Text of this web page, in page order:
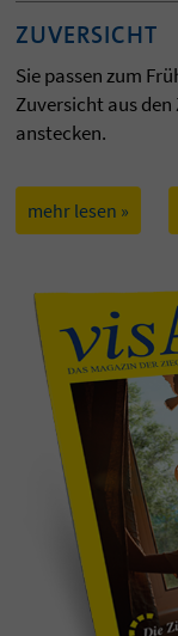
ZUVERSICHT
Sie passen zum
Zuversicht aus den
anstecken.
mehr lesen »